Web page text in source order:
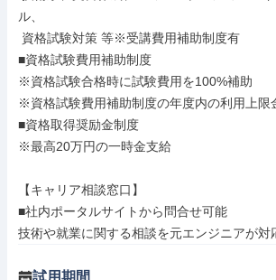
ル、
■資格試験費用補助制度
※資格試験合格時に試験費用を100%補助
※資格試験費用補助制度の年度内の利用上限
■資格取得奨励金制度
※最高20万円の一時金支給
【キャリア相談窓口】
■社内ポータルサイトから問合せ可能
技術や就業に関する相談を元エンジニアが対
試用期間